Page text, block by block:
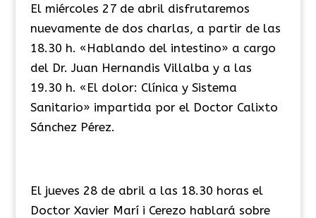
El miércoles 27 de abril disfrutaremos
nuevamente de dos charlas, a partir de las
18.30 h. «Hablando del intestino» a cargo
del Dr. Juan Hernandis Villalba y a las
19.30 h. «El dolor: Clínica y Sistema
Sanitario» impartida por el Doctor Calixto
Sánchez Pérez.
El jueves 28 de abril a las 18.30 horas el
Doctor Xavier Marí i Cerezo hablará sobre